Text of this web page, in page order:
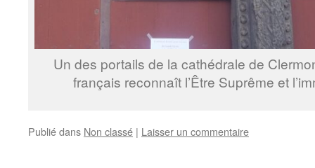
Un des portails de la cathédrale de
français reconnaît l’Être Suprême et
Publié dans Non classé | Laisser un commentaire